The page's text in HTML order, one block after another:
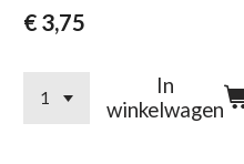
€ 3,75
In
winkelwagen